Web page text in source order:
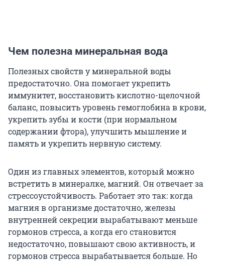
Чем полезна минеральная вода
Полезных свойств у минеральной воды
предостаточно. Она помогает укрепить
иммунитет, восстановить кислотно-щелочной
баланс, повысить уровень гемоглобина в крови,
укрепить зубы и кости (при нормальном
содержании фтора), улучшить мышление и
память и укрепить нервную систему.
Один из главных элементов, который можно
встретить в минералке, магний. Он отвечает за
стрессоустойчивость. Работает это так: когда
магния в организме достаточно, железы
внутренней секреции вырабатывают меньше
гормонов стресса, а когда его становится
недостаточно, повышают свою активность, и
гормонов стресса вырабатывается больше. Но